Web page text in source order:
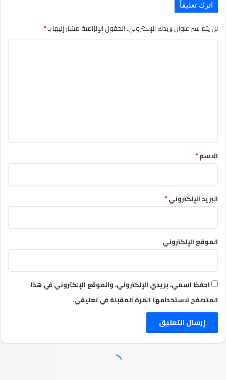
اترك تعليقاً
لن يتم نشر عنوان بريدك الإلكتروني.الحقول الإلزامية مشار إليها بـ*
الاسم*
البريد الإلكتروني*
الموقع الإلكتروني
احفظ اسمي، بريدي الإلكتروني، والموقع الإلكتروني في هذا
المتصفح لاستخدامها المرة المقبلة في تعليقي.